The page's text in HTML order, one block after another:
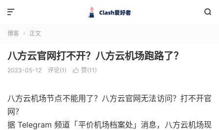


博客  正文
八方云官网打不开？八方云机场跑路了？
2023-05-12 评论(1)  赞(11 )
八方云机场节点不能用了？八方云官网无法访问？打不开官
网？
据 Telegram 频道「平价机场档案处」消息，八方云机场现